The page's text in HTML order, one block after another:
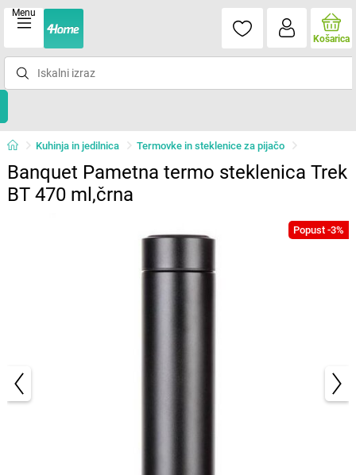
Menu
Košarica
Kuhinja in jedilnica Termovke in steklenice za pijačo
Banquet Pametna termo steklenica Trek
BT 470 ml,črna
Popust -3%